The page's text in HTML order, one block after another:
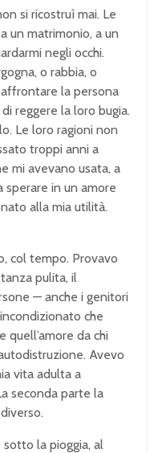
si ricostruì mai. Le
un matrimonio, a un
negli occhi.
o rabbia, o
la persona
reggere la loro bugia.
Le loro ragioni non
troppi anni a
mi avevano usata, a
sperare in un amore
alla mia utilità.
col tempo. Provavo
pulita, il
— anche i genitori
che
quell’amore da chi
Avevo
vita adulta a
seconda parte la
la pioggia, al